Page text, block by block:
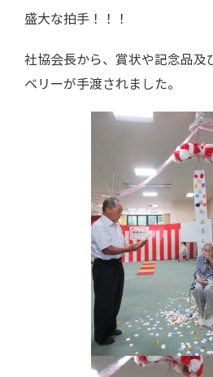
盛大な拍手！！！
社協会長から、賞状や記念品及
ベリーが手渡されました。